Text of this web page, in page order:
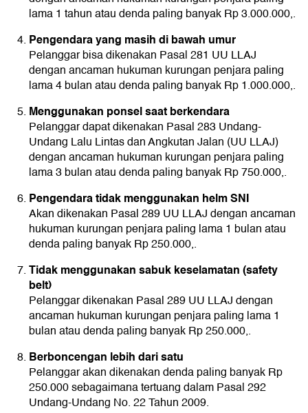
lama 1 tahun atau denda paling banyak Rp 3.000.000,.
Pengendara yang masih di bawah umur
Pelanggar bisa dikenakan Pasal 281 UU LLAJ
dengan ancaman hukuman kurungan penjara paling
lama 4 bulan atau denda paling banyak Rp 1.000.000,.
Menggunakan ponsel saat berkendara
Pelanggar dapat dikenakan Pasal 283 Undang-
Undang Lalu Lintas dan Angkutan Jalan (UU LLAJ)
dengan ancaman hukuman kurungan penjara paling
lama 3 bulan atau denda paling banyak Rp 750.000,.
Pengendara tidak menggunakan helm SNI
Akan dikenakan Pasal 289 UU LLAJ dengan ancaman
hukuman kurungan penjara paling lama 1 bulan atau
denda paling banyak Rp 250.000,.
Tidak menggunakan sabuk keselamatan (safety
belt)
Pelanggar dikenakan Pasal 289 UU LLAJ dengan
ancaman hukuman kurungan penjara paling lama 1
bulan atau denda paling banyak Rp 250.000,.
Berboncengan lebih dari satu
Pelanggar akan dikenakan denda paling banyak Rp
250.000 sebagaimana tertuang dalam Pasal 292
Undang-Undang No. 22 Tahun 2009.